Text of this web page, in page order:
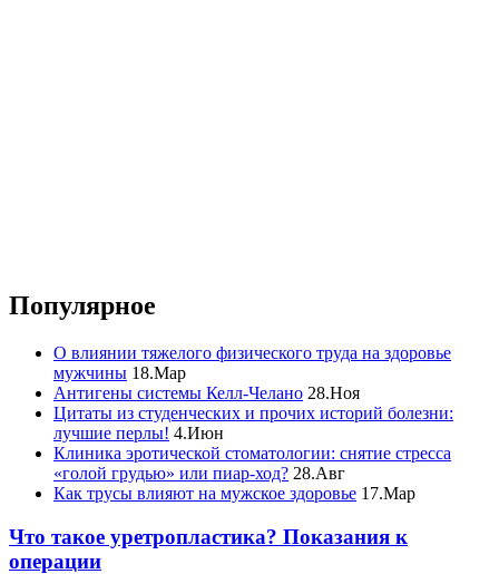
Популярное
О влиянии тяжелого физического труда на здоровье
мужчины 18.Мар
Антигены системы Келл-Челано 28.Ноя
Цитаты из студенческих и прочих историй болезни:
лучшие перлы! 4.Июн
Клиника эротической стоматологии: снятие стресса
«голой грудью» или пиар-ход? 28.Авг
Как трусы влияют на мужское здоровье 17.Мар
Что такое уретропластика? Показания к
операции